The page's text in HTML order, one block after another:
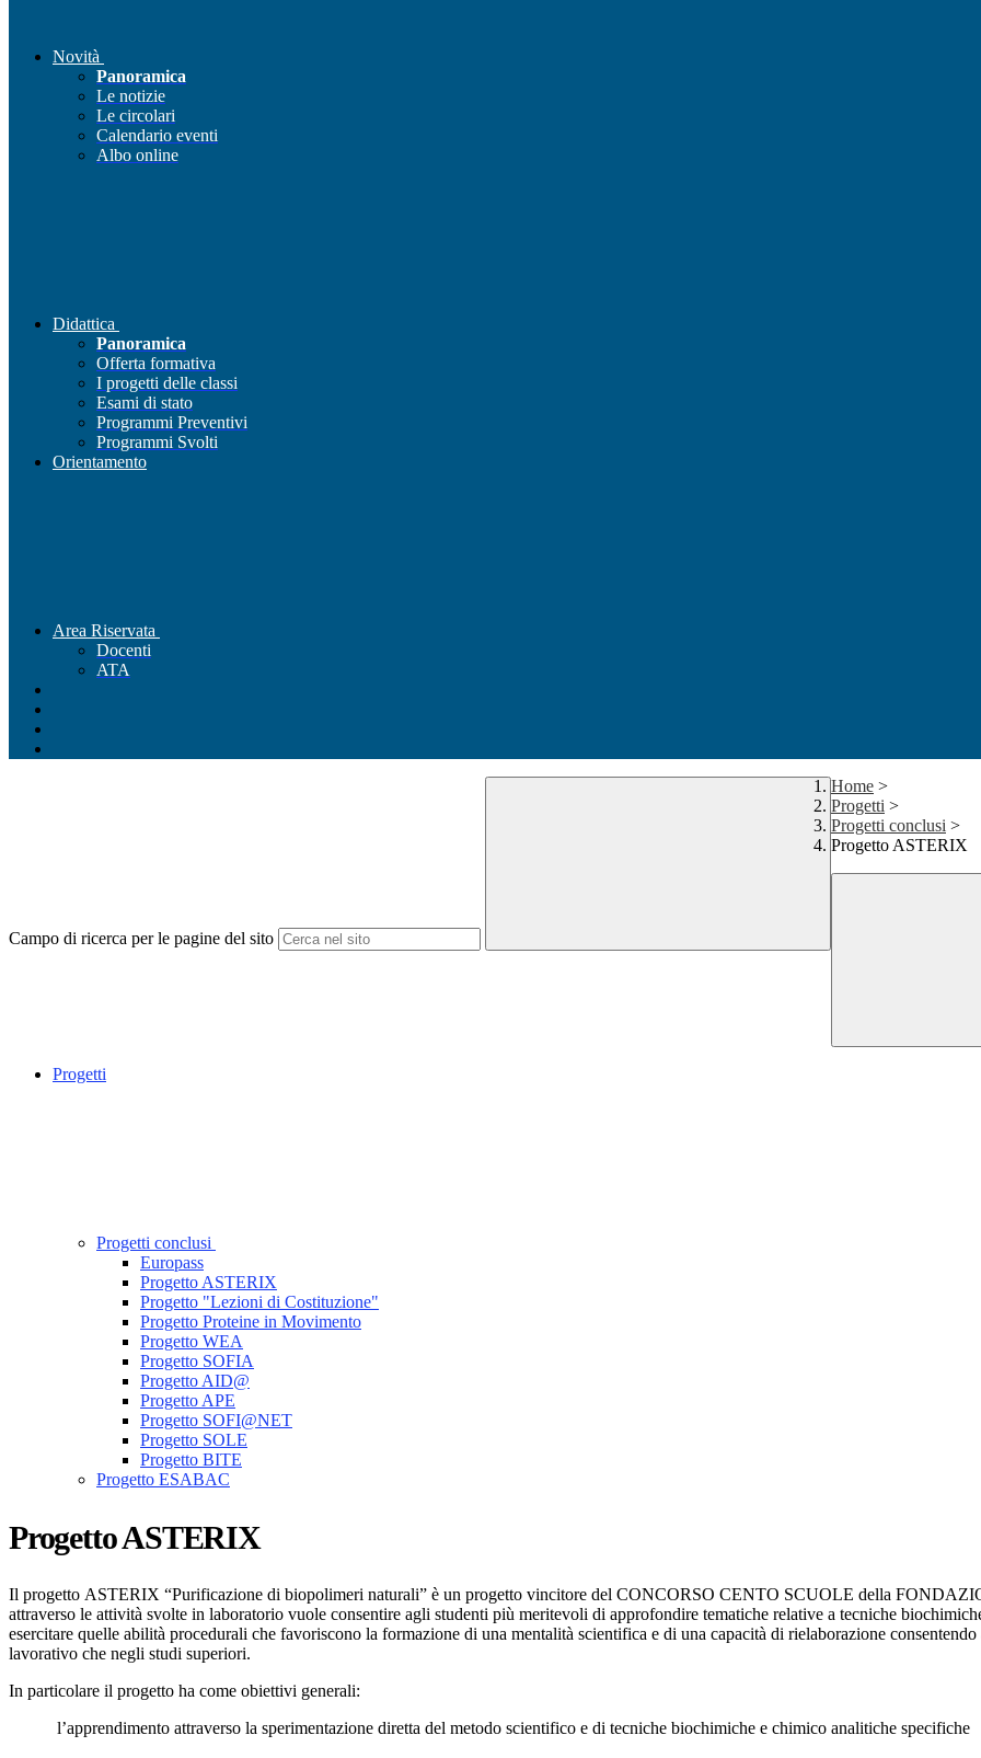
Novità
Panoramica
Le notizie
Le circolari
Calendario eventi
Albo online
Didattica
Panoramica
Offerta formativa
I progetti delle classi
Esami di stato
Programmi Preventivi
Programmi Svolti
Orientamento
Area Riservata
Docenti
ATA
Campo di ricerca per le pagine del sito
Home >
Progetti >
Progetti conclusi >
Progetto ASTERIX
Progetti
Progetti conclusi
Europass
Progetto ASTERIX
Progetto "Lezioni di Costituzione"
Progetto Proteine in Movimento
Progetto WEA
Progetto SOFIA
Progetto AID@
Progetto APE
Progetto SOFI@NET
Progetto SOLE
Progetto BITE
Progetto ESABAC
Progetto ASTERIX
Il progetto ASTERIX “Purificazione di biopolimeri naturali” è un progetto vincitore del CONCORSO CENTO SCUOLE della
attraverso le attività svolte in laboratorio vuole consentire agli studenti più meritevoli di approfondire tematiche relative a tecniche
esercitare quelle abilità procedurali che favoriscono la formazione di una mentalità scientifica e di una capacità di rielaborazione
lavorativo che negli studi superiori.
In particolare il progetto ha come obiettivi generali:
l’apprendimento attraverso la sperimentazione diretta del metodo scientifico e di tecniche biochimiche e chimico analitiche specifiche